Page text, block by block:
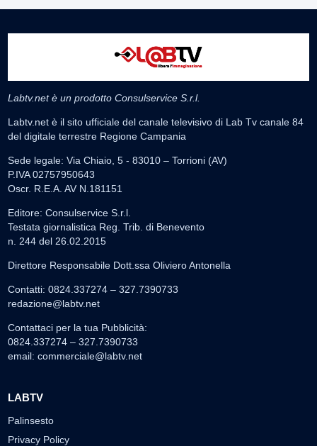
Labtv.net è un prodotto Consulservice S.r.l.
Labtv.net è il sito ufficiale del canale televisivo di Lab Tv canale 84
del digitale terrestre Regione Campania
Sede legale: Via Chiaio, 5 - 83010 – Torrioni (AV)
P.IVA 02757950643
Oscr. R.E.A. AV N.181151
Editore: Consulservice S.r.l.
Testata giornalistica Reg. Trib. di Benevento
n. 244 del 26.02.2015
Direttore Responsabile Dott.ssa Oliviero Antonella
Contatti: 0824.337274 – 327.7390733
redazione@labtv.net
Contattaci per la tua Pubblicità:
0824.337274 – 327.7390733
email: commerciale@labtv.net
LABTV
Palinsesto
Privacy Policy